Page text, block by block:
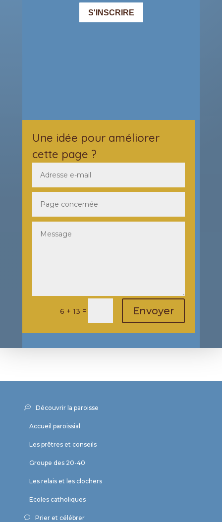
Une idée pour améliorer
cette page ?
6 + 13 = Envoyer
Découvrir la paroisse
Accueil paroissial
Les prêtres et conseils
Groupe des 20-40
Les relais et les clochers
Ecoles catholiques
Prier et célébrer